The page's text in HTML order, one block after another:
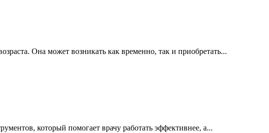
Она может возникать как временно, так и приобретать...
который помогает врачу работать эффективнее, а...